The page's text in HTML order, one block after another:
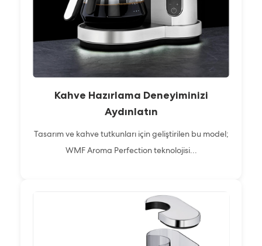
Kahve Hazırlama Deneyiminizi
Aydınlatın
Tasarım ve kahve tutkunları için geliştirilen bu model;
WMF Aroma Perfection teknolojisi...